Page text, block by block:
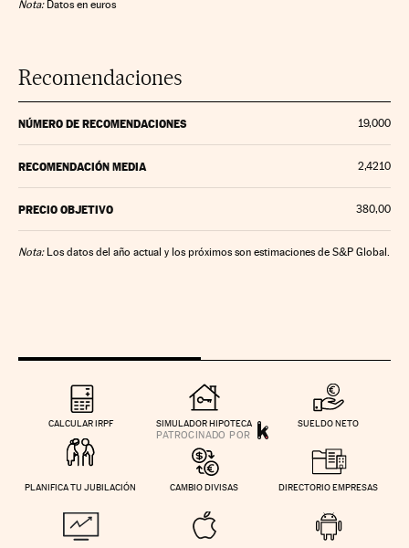
Nota:Datos en euros
Recomendaciones
NÚMERO DE RECOMENDACIONES 19,000
RECOMENDACIÓN MEDIA 2,4210
PRECIO OBJETIVO 380,00
Nota:Los datos del año actual y los próximos son estimaciones de S&P Global.
CALCULAR IRPF SIMULADOR HIPOTECA SUELDO NETO
PLANIFICA TU JUBILACIÓN CAMBIO DIVISAS DIRECTORIO EMPRESAS